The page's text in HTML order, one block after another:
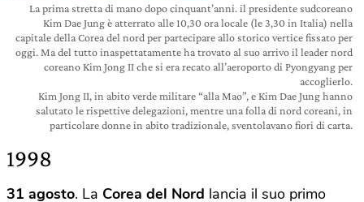
La prima stretta di mano dopo cinquant’anni. il presidente sudcoreano
Kim Dae Jung è atterrato alle 10,30 ora locale (le 3,30 in Italia) nella
capitale della Corea del nord per partecipare allo storico vertice fissato per
oggi. Ma del tutto inaspettatamente ha trovato al suo arrivo il leader nord
coreano Kim Jong II che si era recato all’aeroporto di Pyongyang per
accoglierlo.
Kim Jong II, in abito verde militare “alla Mao”, e Kim Dae Jung hanno
salutato le rispettive delegazioni, mentre una folla di nord coreani, in
particolare donne in abito tradizionale, sventolavano fiori di carta.
1998
31 agosto. La Corea del Nord lancia il suo primo